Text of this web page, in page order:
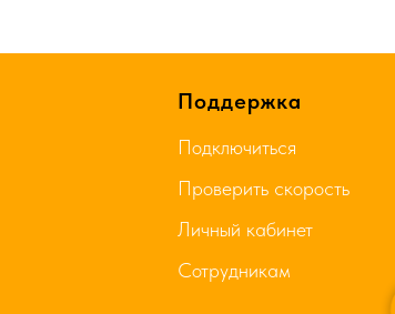
Поддержка
Подключиться
Проверить скорость
Личный кабинет
Сотрудникам